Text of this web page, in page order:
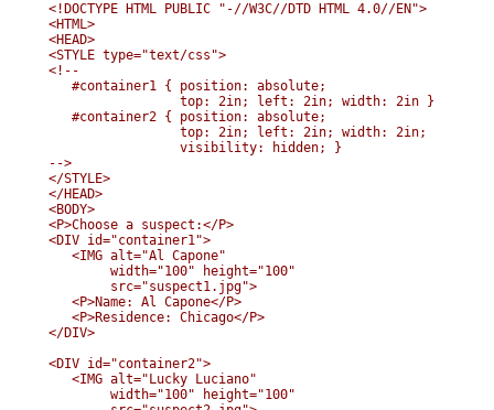
<!DOCTYPE HTML PUBLIC "-//W3C//DTD HTML 4.0//EN">
<HTML>
<HEAD>
<STYLE type="text/css">
<!--
   #container1 { position: absolute;
                 top: 2in; left: 2in; width: 2in }
   #container2 { position: absolute;
                 top: 2in; left: 2in; width: 2in;
                 visibility: hidden; }
-->
</STYLE>
</HEAD>
<BODY>
<P>Choose a suspect:</P>
<DIV id="container1">
   <IMG alt="Al Capone"
        width="100" height="100"
        src="suspect1.jpg">
   <P>Name: Al Capone</P>
   <P>Residence: Chicago</P>
</DIV>
<DIV id="container2">
   <IMG alt="Lucky Luciano"
        width="100" height="100"